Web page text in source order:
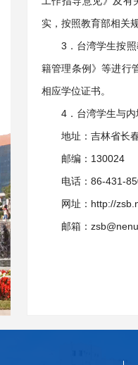
实，按照教育部相关
3．台湾学生按
籍管理条例》等进行
相应学位证书。
4．台湾学生与内
地址：吉林省长
邮编：130024
电话：86-431-
网址：http://
邮箱：